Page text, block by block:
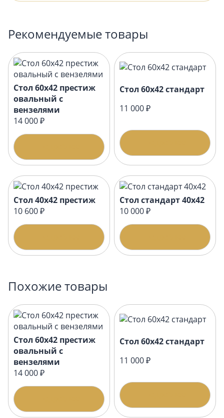
Рекомендуемые товары
Стол 60х42 престиж
овальный с
вензелями
14 000 ₽
Стол 60х42 стандарт
11 000 ₽
Стол 40х42 престиж
10 600 ₽
Стол стандарт 40х42
10 000 ₽
Похожие товары
Стол 60х42 престиж
овальный с
вензелями
14 000 ₽
Стол 60х42 стандарт
11 000 ₽